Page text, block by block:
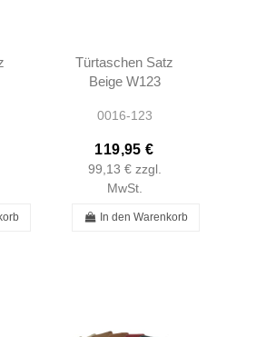
Türtaschen Satz
Beige W123
A1237270264
0016-123
119,95 €
99,13 € zzgl.
MwSt.
In den Warenkorb